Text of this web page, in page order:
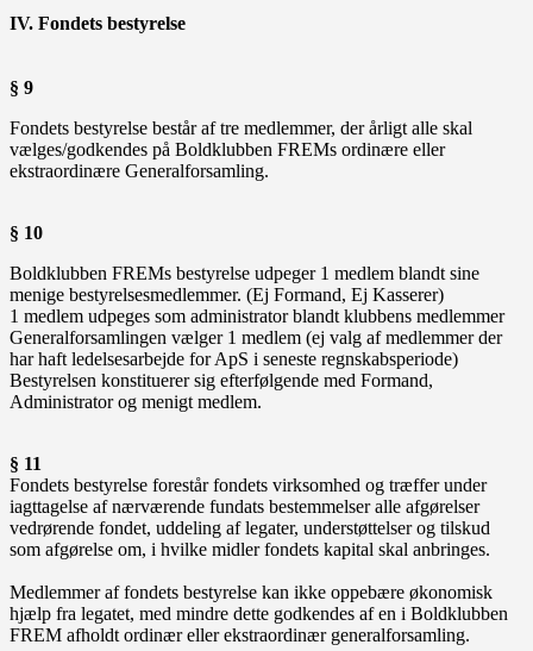
IV. Fondets bestyrelse
§ 9
Fondets bestyrelse består af tre medlemmer, der årligt alle skal
vælges/godkendes på Boldklubben FREMs ordinære eller
ekstraordinære Generalforsamling.
§ 10
Boldklubben FREMs bestyrelse udpeger 1 medlem blandt sine
menige bestyrelsesmedlemmer. (Ej Formand, Ej Kasserer)
1 medlem udpeges som administrator blandt klubbens medlemmer
Generalforsamlingen vælger 1 medlem (ej valg af medlemmer der
har haft ledelsesarbejde for ApS i seneste regnskabsperiode)
Bestyrelsen konstituerer sig efterfølgende med Formand,
Administrator og menigt medlem.
§ 11
Fondets bestyrelse forestår fondets virksomhed og træffer under
iagttagelse af nærværende fundats bestemmelser alle afgørelser
vedrørende fondet, uddeling af legater, understøttelser og tilskud
som afgørelse om, i hvilke midler fondets kapital skal anbringes.
Medlemmer af fondets bestyrelse kan ikke oppebære økonomisk
hjælp fra legatet, med mindre dette godkendes af en i Boldklubben
FREM afholdt ordinær eller ekstraordinær generalforsamling.